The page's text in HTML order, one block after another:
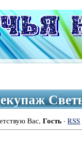
Вас,Гость ·RSS